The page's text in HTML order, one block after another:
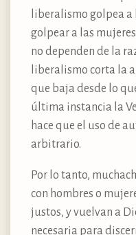
liberalismo golpea a
golpear a las
no dependen de la
liberalismo corta la
que baja desde lo
última instancia la
hace que el uso de
arbitrario.
Por lo tanto,
con hombres o
justos, y vuelvan a
necesaria para